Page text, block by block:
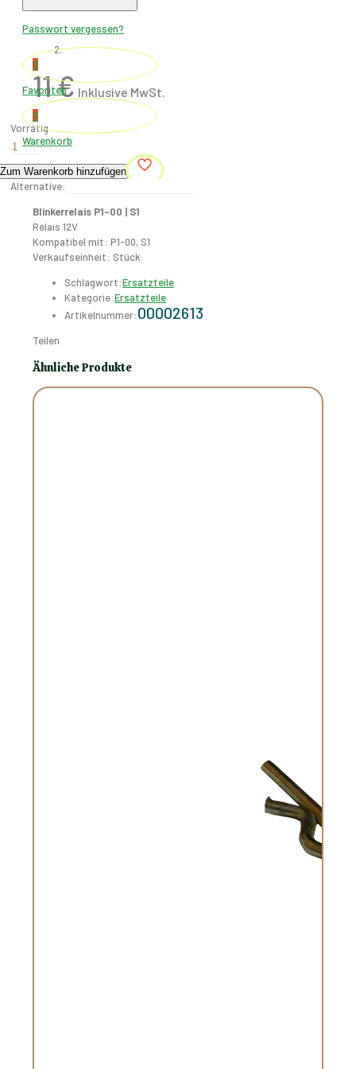
Passwort vergessen?
0
Favoriten
0
Warenkorb
11€
Vorrätig
Blinkerrelais
P1-
00
|
Menge
Zum Warenkorb hinzufügen
Alternative:
Blinkerrelais P1-00 | S1
Relais 12V
Kompatibel mit: P1-00, S1
Verkaufseinheit: Stück
Schlagwort:Ersatzteile
Kategorie:Ersatzteile
Artikelnummer:00002613
Teilen
Ähnliche Produkte